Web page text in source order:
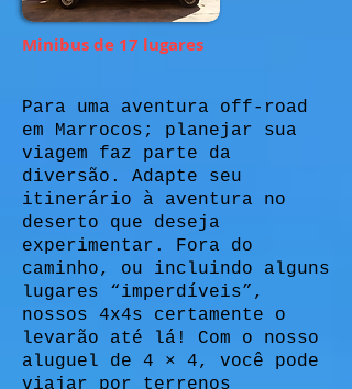
Minibus de 17 lugares
Para uma aventura off-road
em Marrocos; planejar sua
viagem faz parte da
diversão. Adapte seu
itinerário à aventura no
deserto que deseja
experimentar. Fora do
caminho, ou incluindo alguns
lugares “imperdíveis”,
nossos 4x4s certamente o
levarão até lá! Com o nosso
aluguel de 4 × 4, você pode
viajar por terrenos